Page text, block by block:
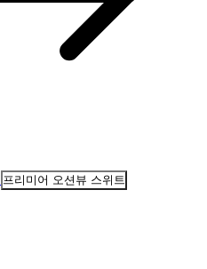
프리미어 오션뷰 스위트